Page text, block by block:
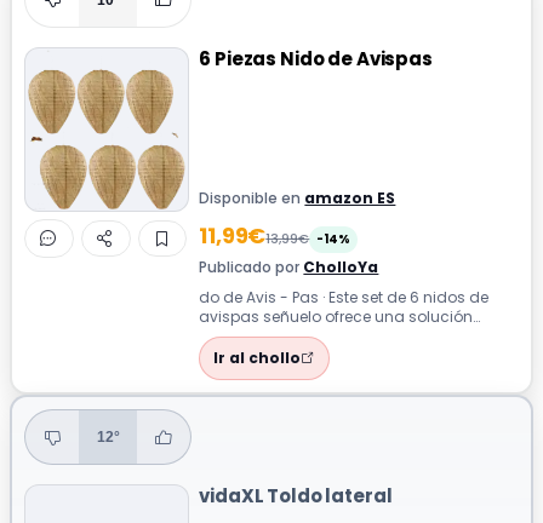
6 Piezas Nido de Avispas
Disponible en amazon ES
11,99€13,99€ -14%
Publicado por CholloYa
do de Avis - Pas · Este set de 6 nidos de
avispas señuelo ofrece una solución
práctica y respetuosa con el medio ambi...
Ir al chollo
12°
vidaXL Toldo lateral